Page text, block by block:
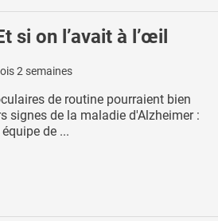
si on l’avait à l’œil
2 semaines
de routine pourraient bien
signes de la maladie d'Alzheimer :
de ...